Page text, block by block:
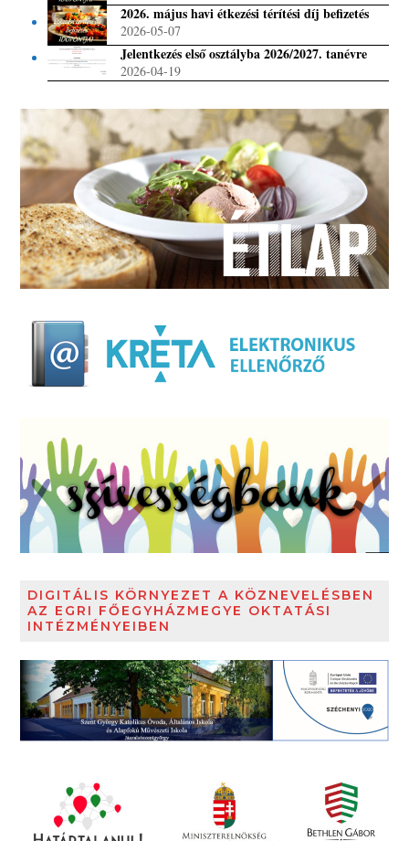
2026. május havi étkezési térítési díj befizetés
2026-05-07
Jelentkezés első osztályba 2026/2027. tanévre
2026-04-19
DIGITÁLIS KÖRNYEZET A KÖZNEVELÉSBEN
AZ EGRI FŐEGYHÁZMEGYE OKTATÁSI
INTÉZMÉNYEIBEN